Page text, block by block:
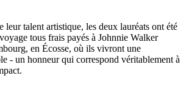
leur talent artistique, les deux lauréats ont été
tous frais payés à Johnnie Walker
en Écosse, où ils vivront une
- un honneur qui correspond véritablement à